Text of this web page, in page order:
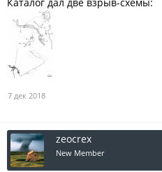
7 дек 2018
zeocrex
New Member